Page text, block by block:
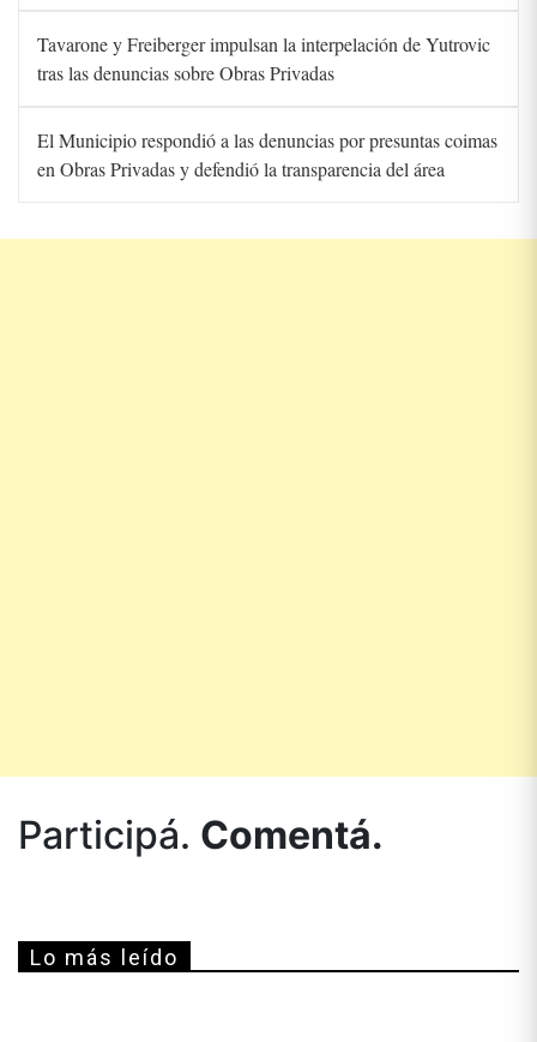
Tavarone y Freiberger impulsan la interpelación de Yutrovic
tras las denuncias sobre Obras Privadas
El Municipio respondió a las denuncias por presuntas coimas
en Obras Privadas y defendió la transparencia del área
Participá. Comentá.
Lo más leído